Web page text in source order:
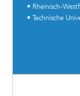
Rheinisch-
Technische